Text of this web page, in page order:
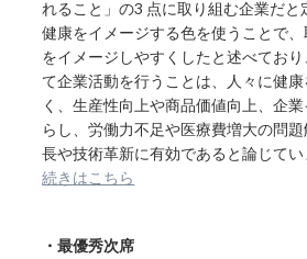
れること」の3 点に取り組む企業だと
健康をイメージする色を使うことで
をイメージしやすくしたと述べてお
て企業活動を行うことは、人々に健
く、生産性向上や商品価値向上、企
らし、労働力不足や医療費増大の問
長や技術革新に有効であると論じてい
続きはこちら
・最優秀次席